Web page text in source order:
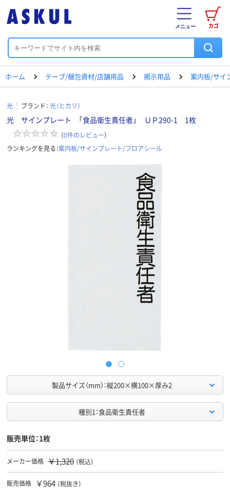
カゴ
メニュー
ホーム テープ/梱包資材/店舗用品 掲示用品 案内板/サイ
光 ブランド： 光（ヒカリ）
光 サインプレート 「食品衛生責任者」 ＵＰ290-1 1枚
（0件のレビュー）
ランキングを見る：案内板/サインプレート/フロアシール
製品サイズ（mm）：縦200×横100×厚み2
種別1：食品衛生責任者
販売単位：1枚
メーカー価格 ￥1,320 （税込）
販売価格 ￥964 （税抜き）